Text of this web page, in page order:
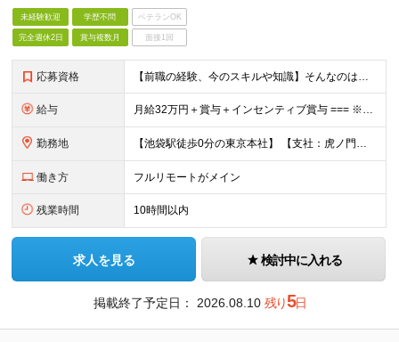
未経験歓迎 学歴不問 ベテランOK
完全週休2日 賞与複数月 面接1回
応募資格 【前職の経験、今のスキルや知識】そんなのはどうでも良い！ 挑戦する人を歓迎する会社です。 ／ 挑戦する者を応援する会社 ーChallenge Yourselfー ＼ ＃未経験歓迎 ＃学歴不問 ＃
給与 月給32万円＋賞与＋インセンティブ賞与 === ※研修期間中の給与 〇経験者（マーケティング・営業・対人業務経験者） ＞月給27万円 〇未経験 ＞月給25万円 ☆研修期間中であっても6ヶ月後業績
勤務地 【池袋駅徒歩0分の東京本社】 【支社：虎ノ門、丸の内、銀座、新宿、渋谷、名古屋、大阪、博多】で募集スタート！ ※転勤はございません。 ☆東京本社 東京都豊島区西池袋1-11-1 メトロポリタンプラ
働き方 フルリモートがメイン
残業時間 10時間以内
求人を見る 検討中に入れる
掲載終了予定日： 2026.08.10 残り5日